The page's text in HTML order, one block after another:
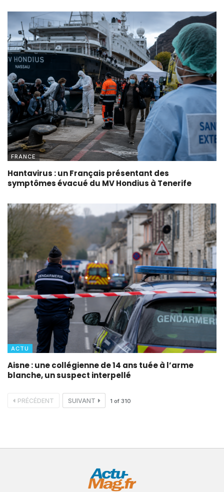
FRANCE
Hantavirus : un Français présentant des
symptômes évacué du MV Hondius à Tenerife
ACTU
Aisne : une collégienne de 14 ans tuée à l’arme
blanche, un suspect interpellé
PRÉCÉDENT SUIVANT 1 of 310